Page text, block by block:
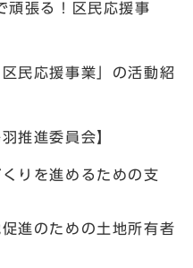
頑張る！区民応援事
民応援事業」の活動紹
推進委員会】
りを進めるための支
進のための土地所有者